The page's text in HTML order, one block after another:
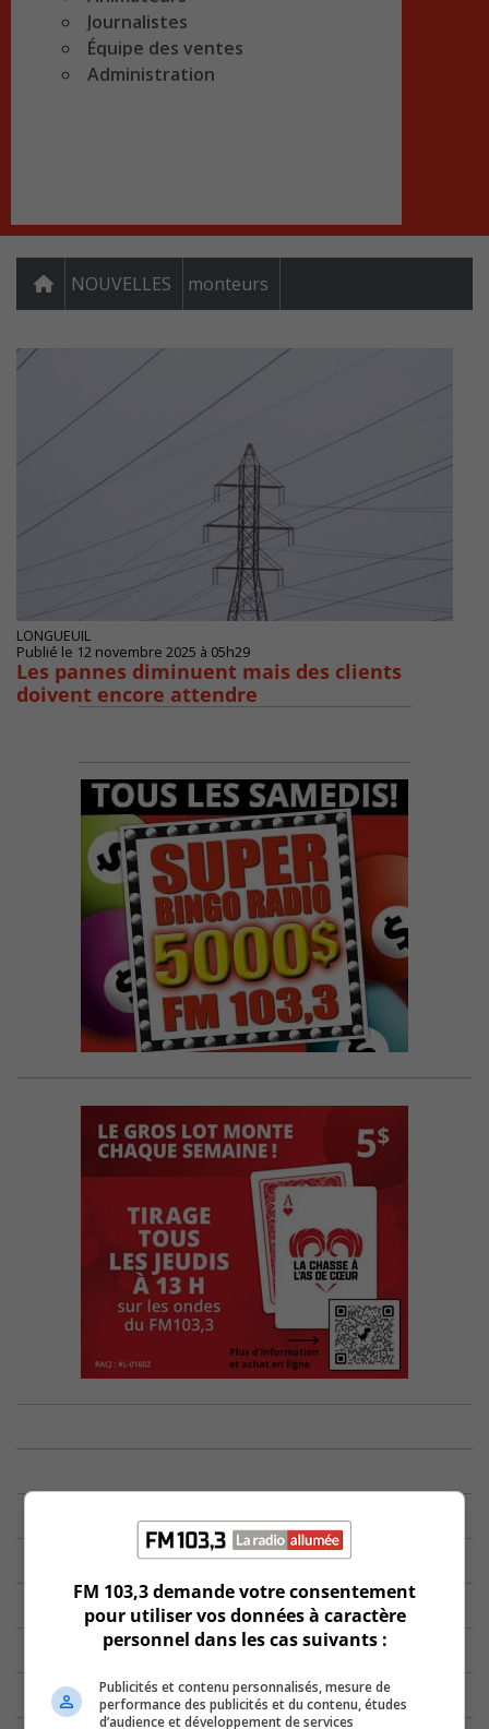
Journalistes
Équipe des ventes
Administration
NOUVELLES monteurs
LONGUEUIL
Publié le 12 novembre 2025 à 05h29
Les pannes diminuent mais des clients
doivent encore attendre
FM 103,3 demande votre consentement
pour utiliser vos données à caractère
personnel dans les cas suivants :
Publicités et contenu personnalisés, mesure de
performance des publicités et du contenu, études
d’audience et développement de services